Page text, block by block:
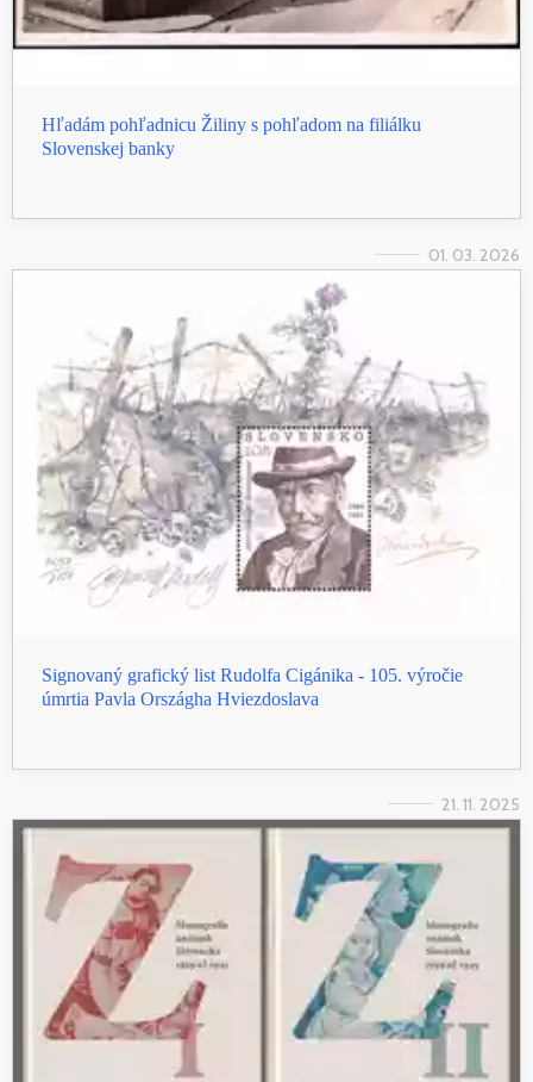
Hľadám pohľadnicu Žiliny s pohľadom na filiálku
Slovenskej banky
01. 03. 2026
Signovaný grafický list Rudolfa Cigánika - 105. výročie
úmrtia Pavla Országha Hviezdoslava
21. 11. 2025